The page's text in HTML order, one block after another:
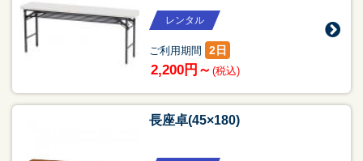
レンタル
ご利用期間 2日
2,200円～ (税込)
長座卓(45×180)